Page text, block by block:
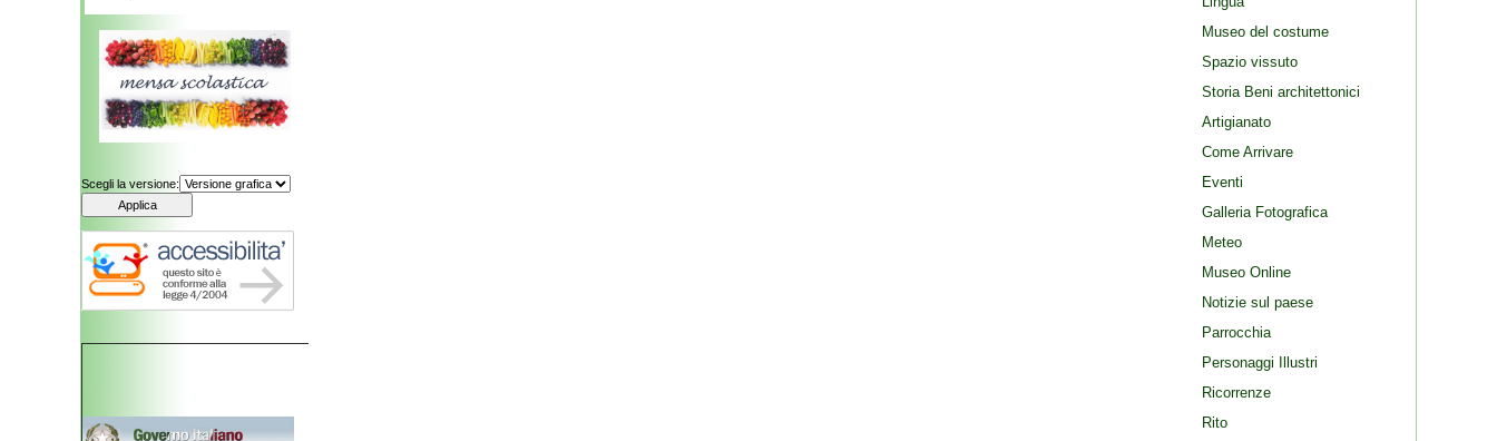
Scegli la versione:
Museo del costume
Spazio vissuto
Storia Beni architettonici
Artigianato
Come Arrivare
Eventi
Galleria Fotografica
Meteo
Museo Online
Notizie sul paese
Parrocchia
Personaggi Illustri
Ricorrenze
Rito